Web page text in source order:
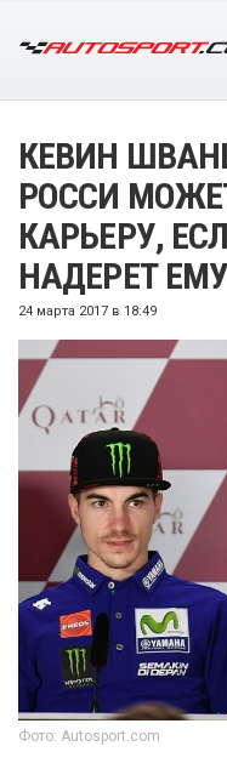
КЕВИН
РОССИ
КАРЬЕРУ,
НАДЕРЕТ
24 марта 2017 в 18:49
Фото: Autosport.com